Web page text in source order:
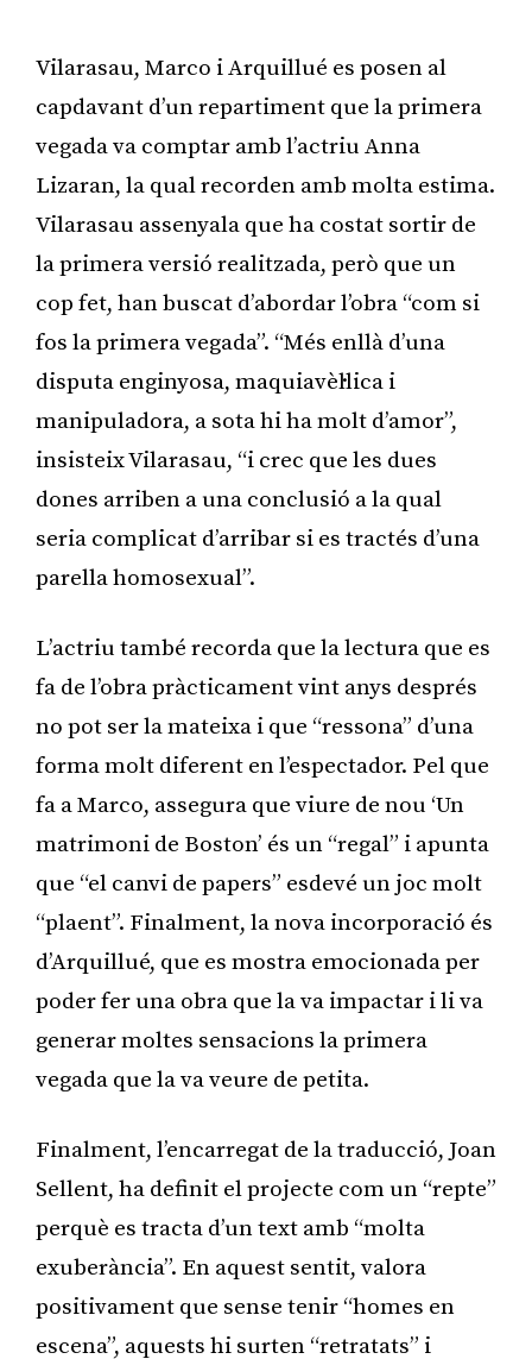
Vilarasau, Marco i Arquillué es posen al
capdavant d’un repartiment que la primera
vegada va comptar amb l’actriu Anna
Lizaran, la qual recorden amb molta estima.
Vilarasau assenyala que ha costat sortir de
la primera versió realitzada, però que un
cop fet, han buscat d’abordar l’obra “com si
fos la primera vegada”. “Més enllà d’una
disputa enginyosa, maquiavèl·lica i
manipuladora, a sota hi ha molt d’amor”,
insisteix Vilarasau, “i crec que les dues
dones arriben a una conclusió a la qual
seria complicat d’arribar si es tractés d’una
parella homosexual”.
L’actriu també recorda que la lectura que es
fa de l’obra pràcticament vint anys després
no pot ser la mateixa i que “ressona” d’una
forma molt diferent en l’espectador. Pel que
fa a Marco, assegura que viure de nou ‘Un
matrimoni de Boston’ és un “regal” i apunta
que “el canvi de papers” esdevé un joc molt
“plaent”. Finalment, la nova incorporació és
d’Arquillué, que es mostra emocionada per
poder fer una obra que la va impactar i li va
generar moltes sensacions la primera
vegada que la va veure de petita.
Finalment, l’encarregat de la traducció, Joan
Sellent, ha definit el projecte com un “repte”
perquè es tracta d’un text amb “molta
exuberància”. En aquest sentit, valora
positivament que sense tenir “homes en
escena”, aquests hi surten “retratats” i